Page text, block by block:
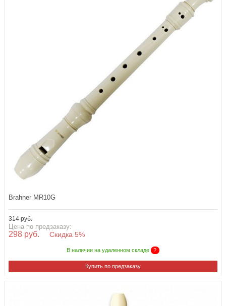
Brahner MR10G
314 руб.
Цена по предзаказу:
298 руб. Скидка 5%
В наличии на удаленном складе ?
Купить по предзаказу